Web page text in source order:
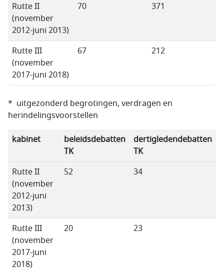
Rutte II
(november
2012-juni 2013)
70 371
Rutte III
(november
2017-juni 2018)
67 212
* uitgezonderd begrotingen, verdragen en
herindelingsvoorstellen
kabinet
beleidsdebatten
TK
dertigledendebatten
TK
Rutte II
(november
2012-juni
2013)
52 34
Rutte III
(november
2017-juni
2018)
20 23